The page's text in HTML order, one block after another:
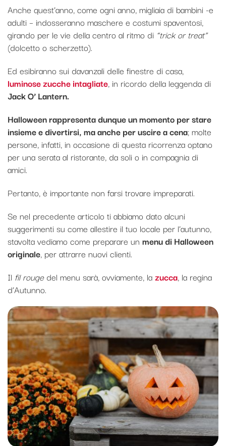
Anche quest’anno, come ogni anno, migliaia di bambini -e
adulti – indosseranno maschere e costumi spaventosi,
girando per le vie della centro al ritmo di “trick or treat”
(dolcetto o scherzetto).
Ed esibiranno sui davanzali delle finestre di casa,
luminose zucche intagliate, in ricordo della leggenda di
Jack O’ Lantern.
Halloween rappresenta dunque un momento per stare
insieme e divertirsi, ma anche per uscire a cena; molte
persone, infatti, in occasione di questa ricorrenza optano
per una serata al ristorante, da soli o in compagnia di
amici.
Pertanto, è importante non farsi trovare impreparati.
Se nel precedente articolo ti abbiamo dato alcuni
suggerimenti su come allestire il tuo locale per l’autunno,
stavolta vediamo come preparare un menu di Halloween
originale, per attrarre nuovi clienti.
Il fil rougedel menu sarà, ovviamente, lazucca, la regina
d’Autunno.